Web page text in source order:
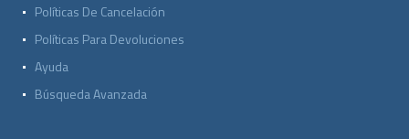
Políticas De Cancelación
Políticas Para Devoluciones
Ayuda
Búsqueda Avanzada